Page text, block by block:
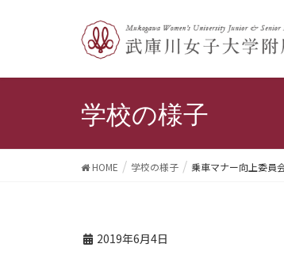
学校の様子
HOME 学校の様子 乗車マナー向上委員
2019年6月4日